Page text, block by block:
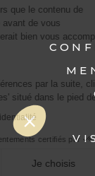
On a attendu d'être
ce site vous
déranger, mais on
Pour modifier vos
'Préférences de
Lire la politique de
Non merci